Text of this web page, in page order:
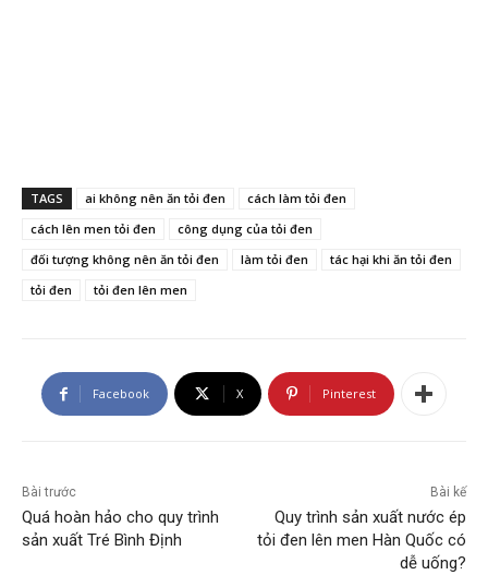
TAGS ai không nên ăn tỏi đen
cách làm tỏi đen
cách lên men tỏi đen
công dụng của tỏi đen
đối tượng không nên ăn tỏi đen
làm tỏi đen
tác hại khi ăn tỏi đen
tỏi đen
tỏi đen lên men
Facebook X Pinterest
Bài trước
Quá hoàn hảo cho quy trình
sản xuất Tré Bình Định
Bài kế
Quy trình sản xuất nước ép
tỏi đen lên men Hàn Quốc có
dễ uống?